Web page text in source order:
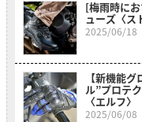
[梅雨時に
ューズ〈ス
2025/06/18
【新機能
ル”プロテ
〈エルフ〉
2025/06/08